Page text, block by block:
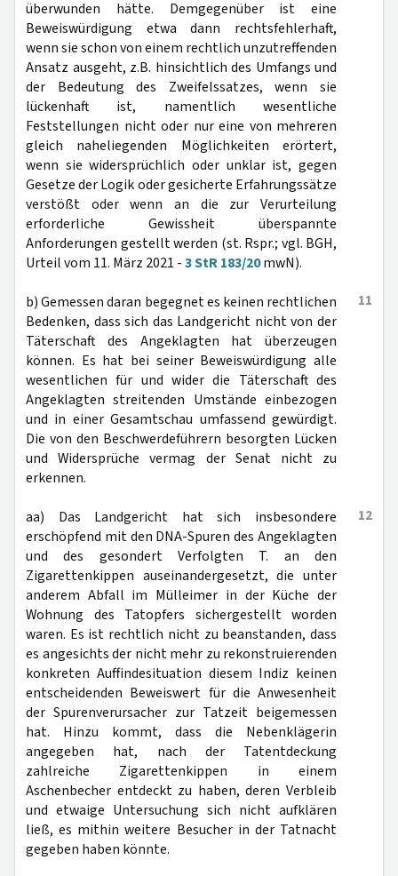
überwunden hätte. Demgegenüber ist eine
Beweiswürdigung etwa dann rechtsfehlerhaft,
wenn sie schon von einem rechtlich unzutreffenden
Ansatz ausgeht, z.B. hinsichtlich des Umfangs und
der Bedeutung des Zweifelssatzes, wenn sie
lückenhaft ist, namentlich wesentliche
Feststellungen nicht oder nur eine von mehreren
gleich naheliegenden Möglichkeiten erörtert,
wenn sie widersprüchlich oder unklar ist, gegen
Gesetze der Logik oder gesicherte Erfahrungssätze
verstößt oder wenn an die zur Verurteilung
erforderliche Gewissheit überspannte
Anforderungen gestellt werden (st. Rspr.; vgl. BGH,
Urteil vom 11. März 2021 -3 StR 183/20mwN).
11
b) Gemessen daran begegnet es keinen rechtlichen
Bedenken, dass sich das Landgericht nicht von der
Täterschaft des Angeklagten hat überzeugen
können. Es hat bei seiner Beweiswürdigung alle
wesentlichen für und wider die Täterschaft des
Angeklagten streitenden Umstände einbezogen
und in einer Gesamtschau umfassend gewürdigt.
Die von den Beschwerdeführern besorgten Lücken
und Widersprüche vermag der Senat nicht zu
erkennen.
12
aa) Das Landgericht hat sich insbesondere
erschöpfend mit den DNA-Spuren des Angeklagten
und des gesondert Verfolgten T. an den
Zigarettenkippen auseinandergesetzt, die unter
anderem Abfall im Mülleimer in der Küche der
Wohnung des Tatopfers sichergestellt worden
waren. Es ist rechtlich nicht zu beanstanden, dass
es angesichts der nicht mehr zu rekonstruierenden
konkreten Auffindesituation diesem Indiz keinen
entscheidenden Beweiswert für die Anwesenheit
der Spurenverursacher zur Tatzeit beigemessen
hat. Hinzu kommt, dass die Nebenklägerin
angegeben hat, nach der Tatentdeckung
zahlreiche Zigarettenkippen in einem
Aschenbecher entdeckt zu haben, deren Verbleib
und etwaige Untersuchung sich nicht aufklären
ließ, es mithin weitere Besucher in der Tatnacht
gegeben haben könnte.